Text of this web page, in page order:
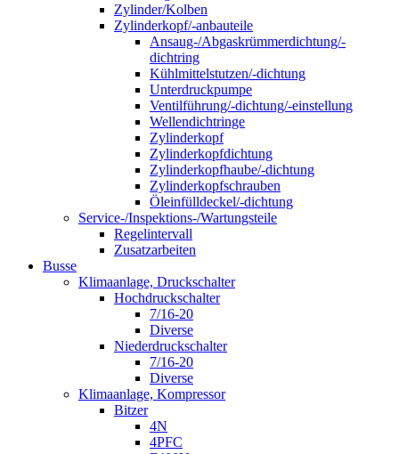
Zylinder/Kolben
Zylinderkopf/-anbauteile
Ansaug-/Abgaskrümmerdichtung/-
dichtring
Kühlmittelstutzen/-dichtung
Unterdruckpumpe
Ventilführung/-dichtung/-einstellung
Wellendichtringe
Zylinderkopf
Zylinderkopfdichtung
Zylinderkopfhaube/-dichtung
Zylinderkopfschrauben
Öleinfülldeckel/-dichtung
Service-/Inspektions-/Wartungsteile
Regelintervall
Zusatzarbeiten
Busse
Klimaanlage, Druckschalter
Hochdruckschalter
7/16-20
Diverse
Niederdruckschalter
7/16-20
Diverse
Klimaanlage, Kompressor
Bitzer
4N
4PFC